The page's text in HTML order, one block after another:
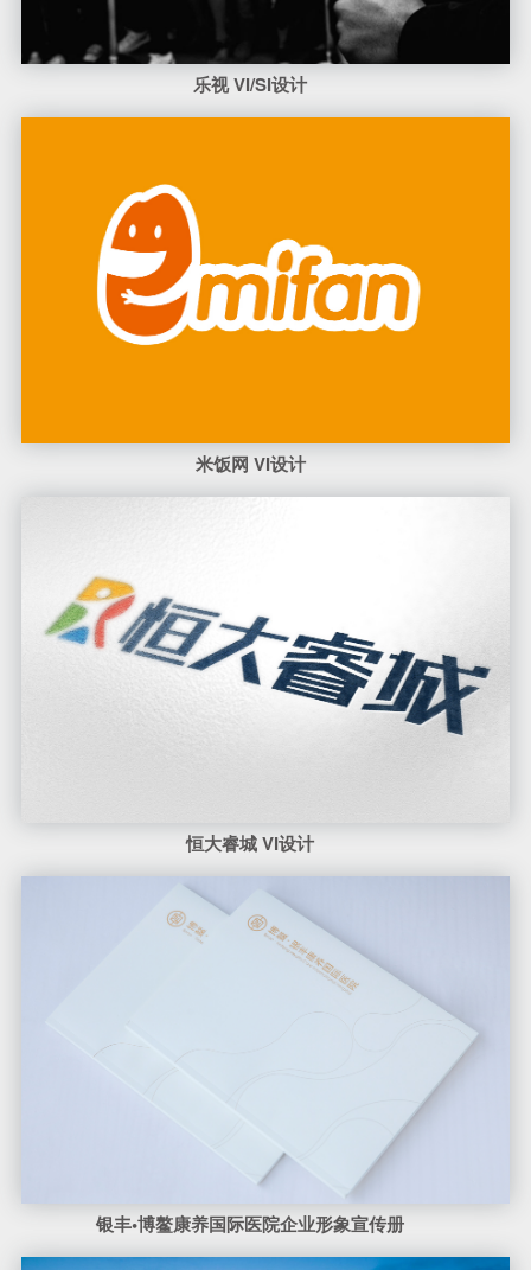
乐视 VI/SI设计
米饭网 VI设计
恒大睿城 VI设计
银丰•博鳌康养国际医院企业形象宣传册